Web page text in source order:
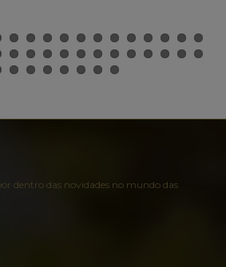
dentro das novidades no mundo das